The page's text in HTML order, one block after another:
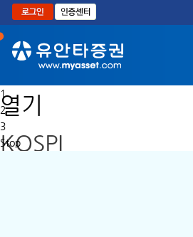
본문으로 바로가기
1
2
3
Stop
열기
KOSPI